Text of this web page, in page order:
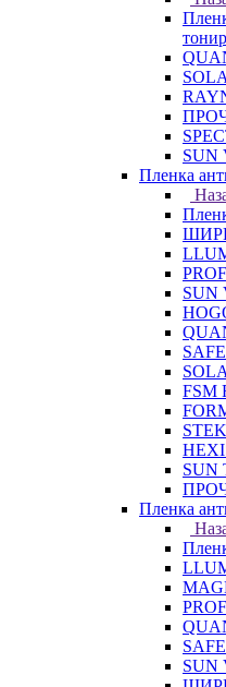
SUN
Пленка
SUN
FSM
STEK
SUN
Пленка
SUN